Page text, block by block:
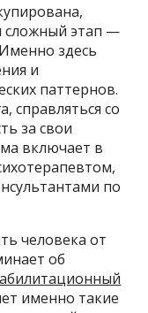
сложный этап —
здесь
и
паттернов.
справляться со
за свои
включает в
по
человека от
об
именно такие